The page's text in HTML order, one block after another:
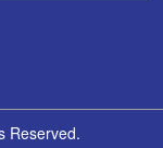
Reserved.